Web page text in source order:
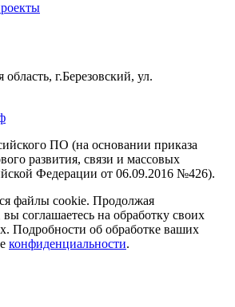
г.Березовский, ул.
ПО (на основании приказа
развития, связи и массовых
Федерации от 06.09.2016 №426).
файлы cookie. Продолжая
вы соглашаетесь на обработку своих
Подробности об обработке ваших
конфиденциальности.